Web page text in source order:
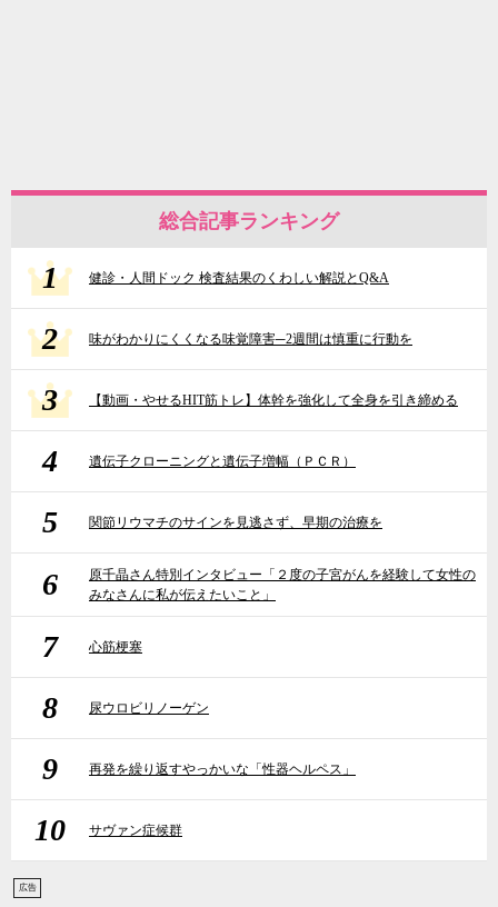
総合記事ランキング
1 健診・人間ドック 検査結果のくわしい解説とQ&A
2 味がわかりにくくなる味覚障害─2週間は慎重に行動を
3 【動画・やせるHIT筋トレ】体幹を強化して全身を引き締める
4 遺伝子クローニングと遺伝子増幅（ＰＣＲ）
5 関節リウマチのサインを見逃さず、早期の治療を
6
原千晶さん特別インタビュー「２度の子宮がんを経験して女性の
みなさんに私が伝えたいこと」
7 心筋梗塞
8 尿ウロビリノーゲン
9 再発を繰り返すやっかいな「性器ヘルペス」
10 サヴァン症候群
広告